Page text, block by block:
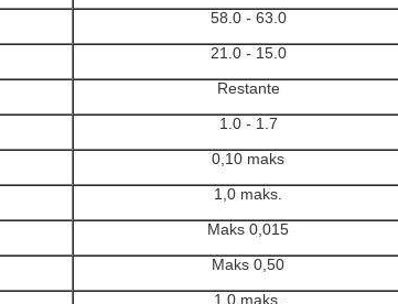
58.0 - 63.0
21.0 - 15.0
Restante
1.0 - 1.7
0,10 maks
1,0 maks.
Maks 0,015
Maks 0,50
1,0 maks.